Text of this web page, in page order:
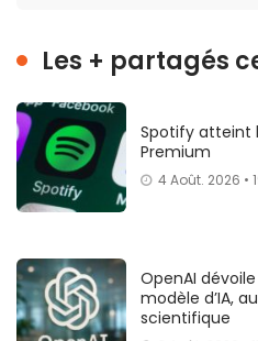
Les + partagés
Spotify atteint
Premium
4 Août. 2026 •
OpenAI
modèle d’IA,
scientifique